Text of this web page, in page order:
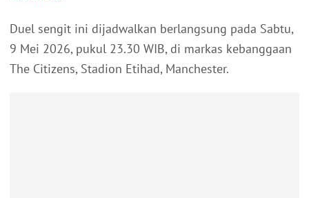
Duel sengit ini dijadwalkan berlangsung pada Sabtu,
9 Mei 2026, pukul 23.30 WIB, di markas kebanggaan
The Citizens, Stadion Etihad, Manchester.